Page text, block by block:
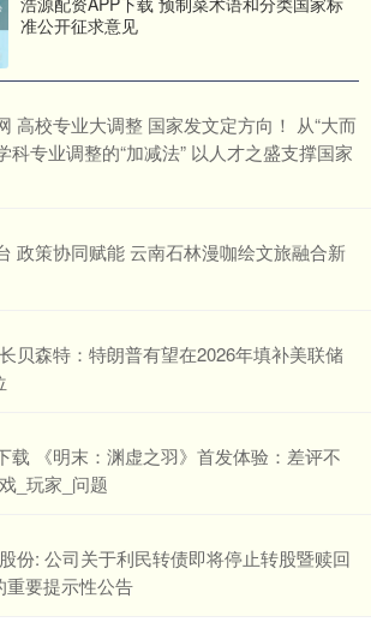
准公开征求意见
高校专业大调整 国家发文定方向​！ 从“大而
科专业调整的“加减法” 以人才之盛支撑国家
政策协同赋能 云南石林漫咖绘文旅融合新
贝森特：特朗普有望在2026年填补美联储
载 《明末：渊虚之羽》首发体验：差评不
_玩家_问题
份: 公司关于利民转债即将停止转股暨赎回
重要提示性公告